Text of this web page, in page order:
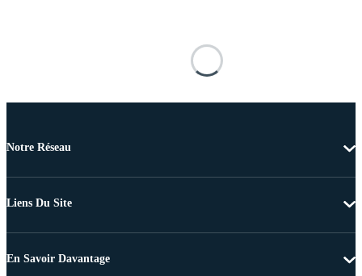
Notre Réseau
Liens Du Site
En Savoir Davantage